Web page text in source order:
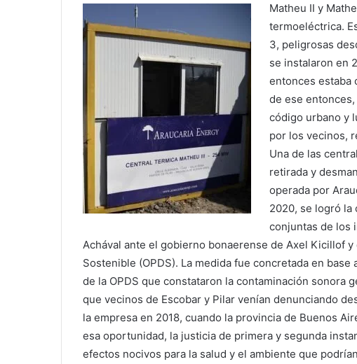
Matheu II y
termoeléctrica.
3, peligrosas
se instalaron en
entonces estaba
de ese
código urbano y
por los vecinos,
Una de las
retirada y
operada por
2020, se logró la
conjuntas de los
Achával ante el gobierno bonaerense de Axel Kicillof
Sostenible (OPDS). La medida fue concretada en
de la OPDS que constataron la contaminación sonora
que vecinos de Escobar y Pilar venían denunciando
la empresa en 2018, cuando la provincia de Buenos
esa oportunidad, la justicia de primera y segunda
efectos nocivos para la salud y el ambiente que